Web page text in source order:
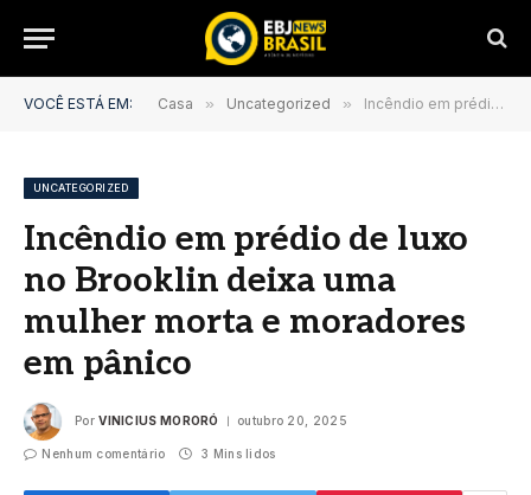
VOCÊ ESTÁ EM: Casa » Uncategorized » Incêndio em prédio de luxo no Brooklin deixa uma mulher morta e moradores em pânico
UNCATEGORIZED
Incêndio em prédio de luxo
no Brooklin deixa uma
mulher morta e moradores
em pânico
Por VINICIUS MORORÓ outubro 20, 2025
Nenhum comentário 3 Mins lidos